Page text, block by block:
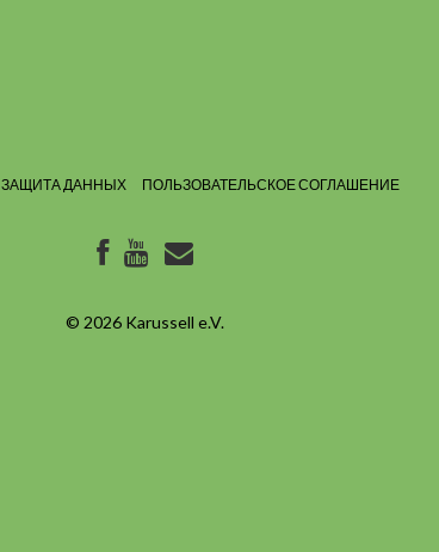
ЗАЩИТА ДАННЫХ ПОЛЬЗОВАТЕЛЬСКОЕ СОГЛАШЕНИЕ
© 2026 Karussell e.V.